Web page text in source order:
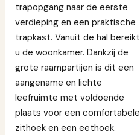
trapopgang naar de eerste
verdieping en een praktische
trapkast. Vanuit de hal bereikt
u de woonkamer. Dankzij de
grote raampartijen is dit een
aangename en lichte
leefruimte met voldoende
plaats voor een comfortabele
zithoek en een eethoek.